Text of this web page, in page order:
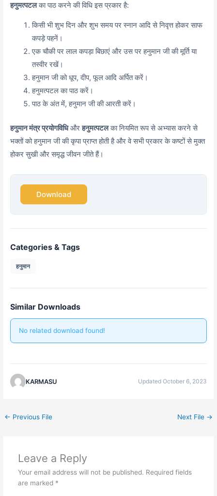
हनुमत्पटलका पाठ करने की विधि इस प्रकार है:
किसी भी शुभ दिन और शुभ समय पर स्नान आदि से निवृत्त होकर साफ
कपड़े पहनें।
एक चौकी पर लाल कपड़ा बिछाएं और उस पर हनुमान जी की मूर्ति या
तस्वीर रखें।
हनुमान जी को धूप, दीप, फूल आदि अर्पित करें।
हनुमत्पटल का पाठ करें।
पाठ के अंत में, हनुमान जी की आरती करें।
हनुमान मंत्र प्रयोगविधिऔरहनुमत्पटलका नियमित रूप से अभ्यास करने से
भक्तों को हनुमान जी की कृपा प्राप्त होती है और वे सभी प्रकार के कष्टों से मुक्त
होकर सुखी और समृद्ध जीवन जीते हैं।
Download
Categories & Tags
हनुमान
Similar Downloads
No related download found!
KARMASU Updated October 6, 2023
← Previous File Next File →
Leave a Reply
Your email address will not be published. Required fields
are marked *